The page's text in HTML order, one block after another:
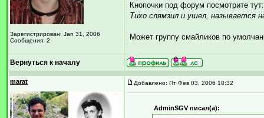
Зарегистрирован: Jan 31, 2006
Сообщения: 2
Кнопочки под форум посмотрите
Тихо слямзил и ушел, называется
Может группу смайликов по
Вернуться к началу
marat Добавлено: Пт Фев 03, 2006 10:32
AdminSGV писал(а):